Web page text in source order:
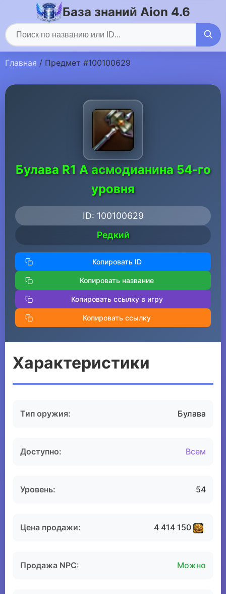
База знаний Aion 4.6
Главная / Предмет #100100629
Булава R1 A асмодианина 54-го
уровня
ID: 100100629
Редкий
Копировать ID
Копировать название
Копировать ссылку в игру
Копировать ссылку
Характеристики
Тип оружия: Булава
Доступно: Всем
Уровень: 54
Цена продажи: 4 414 150
Продажа NPC: Можно